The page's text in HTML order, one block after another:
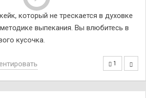
который не трескается в духовке
выпекания. Вы влюбитесь в
кусочка.
1